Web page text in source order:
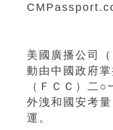
美國廣播公司
動由中國政府
（ＦＣＣ）二
外洩和國安考
運。